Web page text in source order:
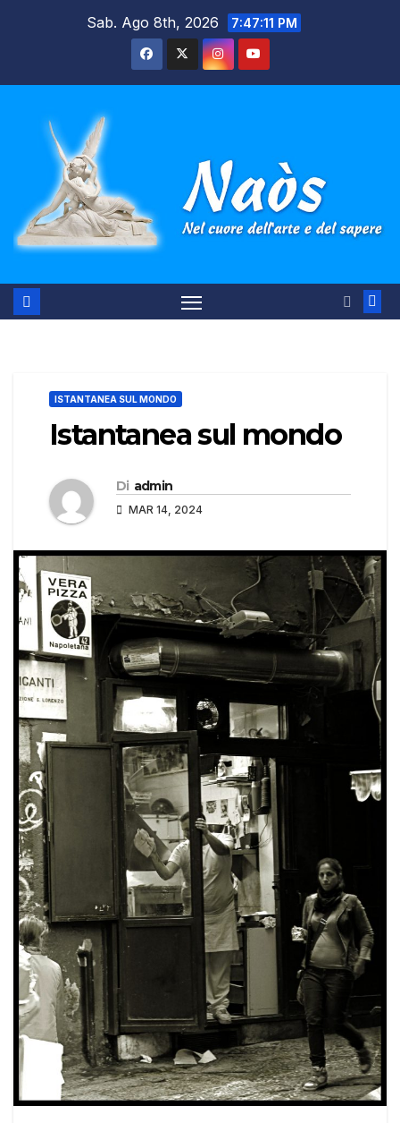
Sab. Ago 8th, 2026 7:47:12 PM
ISTANTANEA SUL MONDO
Istantanea sul mondo
Di admin
MAR 14, 2024